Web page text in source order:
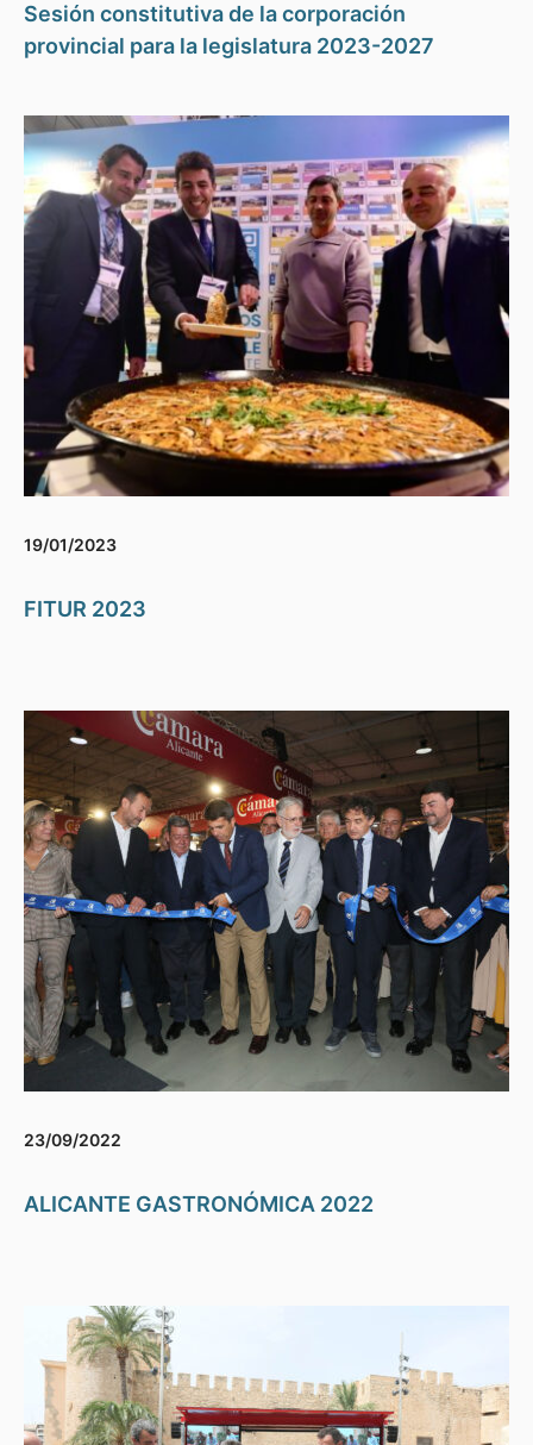
Sesión constitutiva de la corporación
provincial para la legislatura 2023-2027
19/01/2023
FITUR 2023
23/09/2022
ALICANTE GASTRONÓMICA 2022